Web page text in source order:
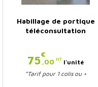
Habillage de portique
téléconsultation
Prix
75€
,00 HT l'unité
*Tarif pour 1 colis ou +